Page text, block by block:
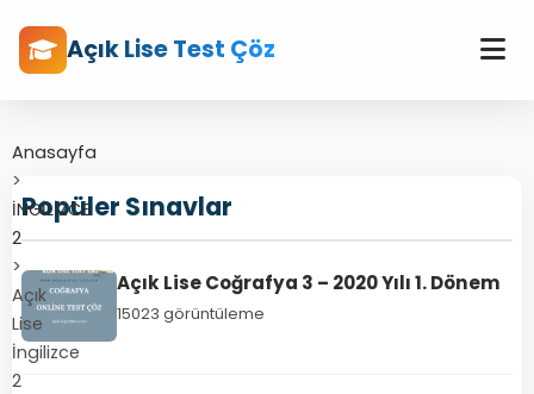
Açık Lise Test Çöz
Anasayfa
>
İNGİLİZCE
2
>
Açık
Lise
İngilizce
2
Popüler Sınavlar
Açık Lise Coğrafya 3 – 2020 Yılı 1. Dönem
15023 görüntüleme